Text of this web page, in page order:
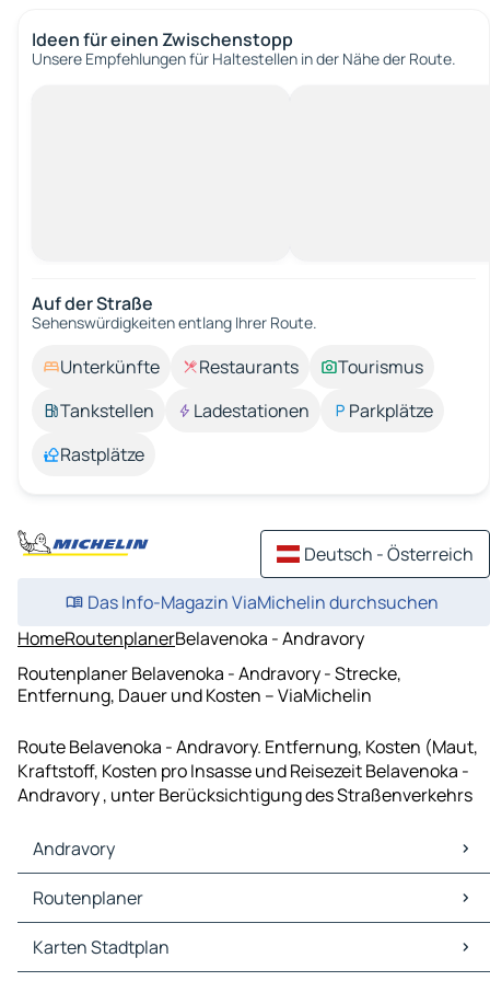
Ideen für einen Zwischenstopp
Unsere Empfehlungen für Haltestellen in der Nähe der Route.
Auf der Straße
Sehenswürdigkeiten entlang Ihrer Route.
Unterkünfte Restaurants
Tourismus
Tankstellen
Ladestationen
Parkplätze
Rastplätze
Deutsch - Österreich
Das Info-Magazin ViaMichelin durchsuchen
HomeRoutenplanerBelavenoka - Andravory
Routenplaner Belavenoka - Andravory - Strecke,
Entfernung, Dauer und Kosten – ViaMichelin
Route Belavenoka - Andravory. Entfernung, Kosten (Maut,
Kraftstoff, Kosten pro Insasse und Reisezeit Belavenoka -
Andravory , unter Berücksichtigung des Straßenverkehrs
Andravory
Andravory Karten Stadtplan
Andravory Verkehr
Andravory Hotels
Andravory Restaurants
Routenplaner
Routenplaner Andravory - Ankotoka
Routenplaner Andravory - Ambalasatrana
Karten Stadtplan